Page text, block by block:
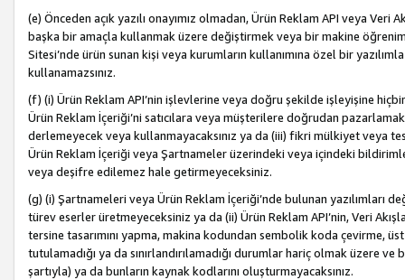
(e) Önceden açık yazılı onayımız olmadan, Ürün Reklam API veya
başka bir amaçla kullanmak üzere değiştirmek veya bir makine
Sitesi’nde ürün sunan kişi veya kurumların kullanımına özel bir
kullanamazsınız.
(f) (i) Ürün Reklam API’nin işlevlerine veya doğru şekilde işleyişine
Ürün Reklam İçeriği’ni satıcılara veya müşterilere doğrudan
derlemeyecek veya kullanmayacaksınız ya da (iii) fikri mülkiyet veya
Ürün Reklam İçeriği veya Şartnameler üzerindeki veya içindeki
veya deşifre edilemez hale getirmeyeceksiniz.
(g) (i) Şartnameleri veya Ürün Reklam İçeriği’nde bulunan
türev eserler üretmeyeceksiniz ya da (ii) Ürün Reklam API’nin, Veri
tersine tasarımını yapma, makina kodundan sembolik koda çevirme,
tutulamadığı ya da sınırlandırılamadığı durumlar hariç olmak üzere
şartıyla) ya da bunların kaynak kodlarını oluşturmayacaksınız.